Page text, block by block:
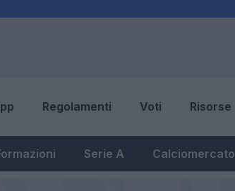
Regolamenti Voti Risorse
Serie A Calciomercato